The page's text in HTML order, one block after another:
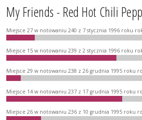
My Friends - Red Hot Chili
Miejsce 27 w notowaniu 240 z 7 stycznia 1996 roku
Miejsce 15 w notowaniu 239 z 2 stycznia 1996 roku
Miejsce 29 w notowaniu 238 z 26 grudnia 1995 roku
Miejsce 14 w notowaniu 237 z 17 grudnia 1995 roku
Miejsce 26 w notowaniu 236 z 10 grudnia 1995 roku